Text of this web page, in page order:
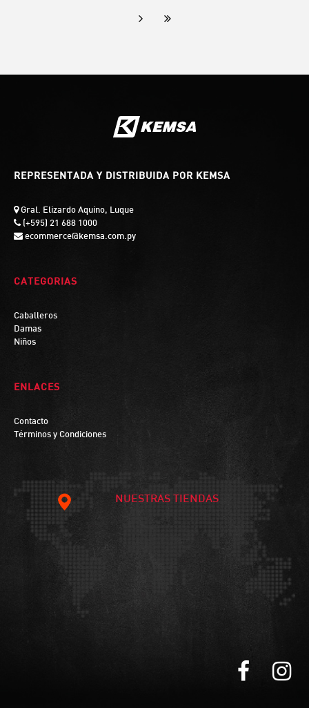
REPRESENTADA Y DISTRIBUIDA POR KEMSA
Gral. Elizardo Aquino, Luque
(+595) 21 688 1000
ecommerce@kemsa.com.py
CATEGORIAS
Caballeros
Damas
Niños
ENLACES
Contacto
Términos y Condiciones
NUESTRAS TIENDAS